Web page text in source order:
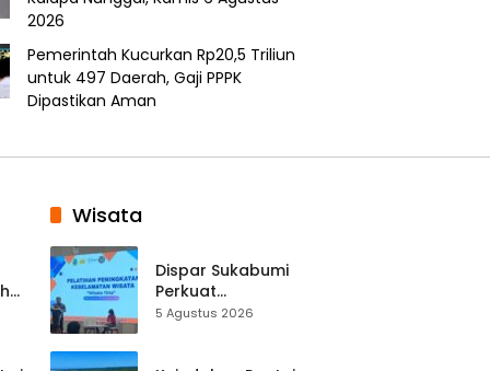
2026
Pemerintah Kucurkan Rp20,5 Triliun
untuk 497 Daerah, Gaji PPPK
Dipastikan Aman
Wisata
Dispar Sukabumi
Perkuat
Keselamatan
5 Agustus 2026